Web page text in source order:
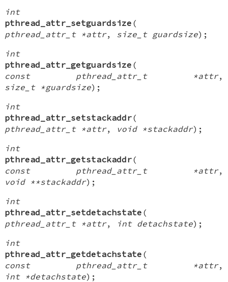
int
pthread_attr_setguardsize (
pthread_attr_t *attr, size_t guardsize);
int
pthread_attr_getguardsize (
const pthread_attr_t *attr,
size_t *guardsize);
int
pthread_attr_setstackaddr(
pthread_attr_t *attr, void *stackaddr);
int
pthread_attr_getstackaddr(
const pthread_attr_t *attr,
void **stackaddr);
int
pthread_attr_setdetachstate (
pthread_attr_t *attr, int detachstate);
int
pthread_attr_getdetachstate (
const pthread_attr_t *attr,
int *detachstate);